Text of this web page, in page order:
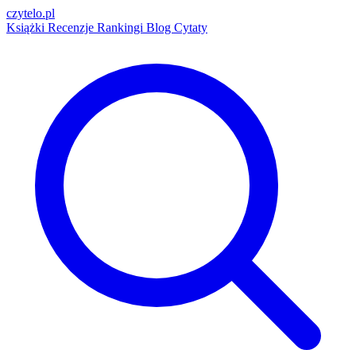
czytelo.pl
Książki Recenzje Rankingi Blog Cytaty